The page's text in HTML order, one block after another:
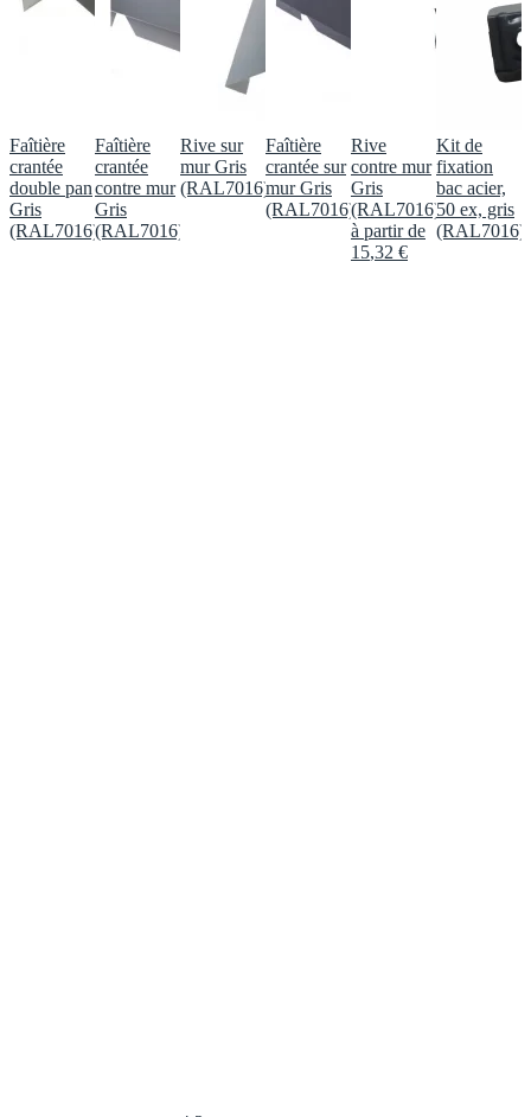
Faîtière
crantée
double pan
Gris
(RAL7016)
Faîtière
crantée
contre mur
Gris
(RAL7016)
Rive sur
mur Gris
(RAL7016)
Faîtière
crantée sur
mur Gris
(RAL7016)
Rive
contre mur
Gris
(RAL7016)
à partir de
15,32 €
Kit de
fixation
bac acier,
50 ex, gris
(RAL7016)